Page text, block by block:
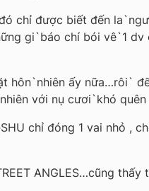
chỉ được biết đến
gi`báo chí bói vê`1
ấy nữa…rôi`
với nụ cươi`khó
chỉ đóng 1 vai nhỏ ,
ANGLES…cũng